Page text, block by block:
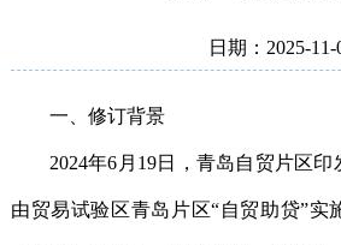
日期：2025-11-
一、修订背景
2024年6月19日，青岛自贸片区
由贸易试验区青岛片区“自贸助贷”实